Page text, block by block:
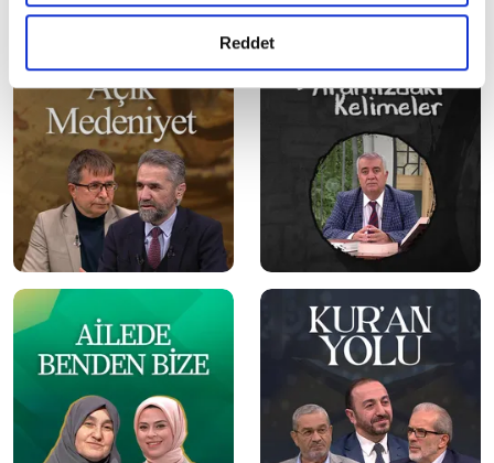
gerçekleştirilen veri işleme faaliyetleri ile ilgili daha
detaylı bilgi almak için lütfentıklayınız.
Reddet